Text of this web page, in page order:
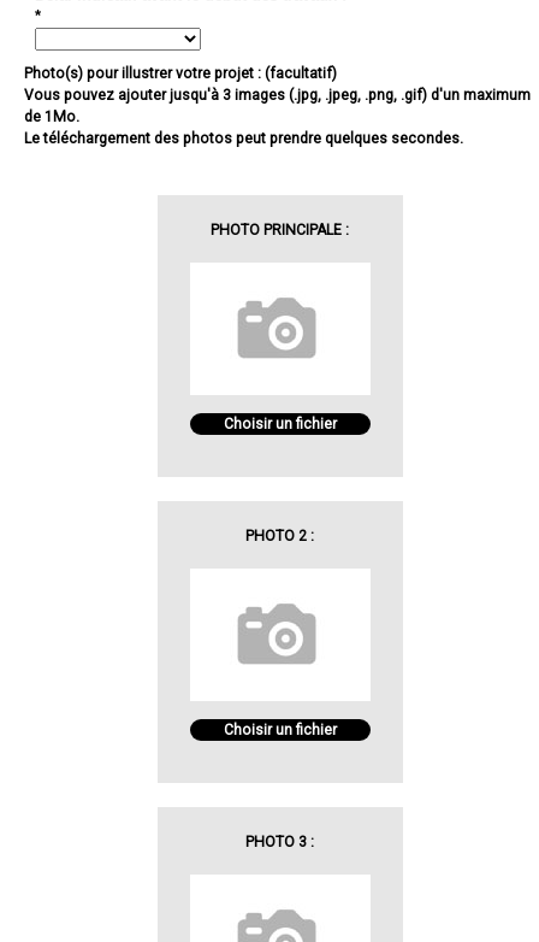
*
Photo(s) pour illustrer votre projet : (facultatif)
Vous pouvez ajouter jusqu'à 3 images (.jpg, .jpeg, .png, .gif) d'un maximum
de 1Mo.
Le téléchargement des photos peut prendre quelques secondes.
PHOTO PRINCIPALE :
Choisir un fichier
PHOTO 2 :
Choisir un fichier
PHOTO 3 :